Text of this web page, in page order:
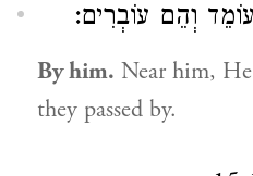
וְהֵם עוֹבְרִים:
By him. Near him,
they passed by.